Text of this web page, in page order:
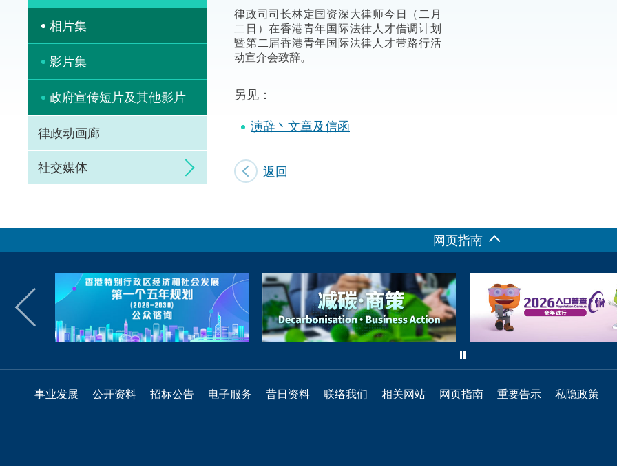
相片集
影片集
政府宣传短片及其他影片
律政动画廊
社交媒体
律政司司长林定国资深大律师今日（二月
二日）在香港青年国际法律人才借调计划
暨第二届香港青年国际法律人才带路行活
动宣介会致辞。
另见：
演辞丶文章及信函
返回
网页指南
事业发展 公开资料 招标公告 电子服务 昔日资料 联络我们 相关网站 网页指南 重要告示 私隐政策